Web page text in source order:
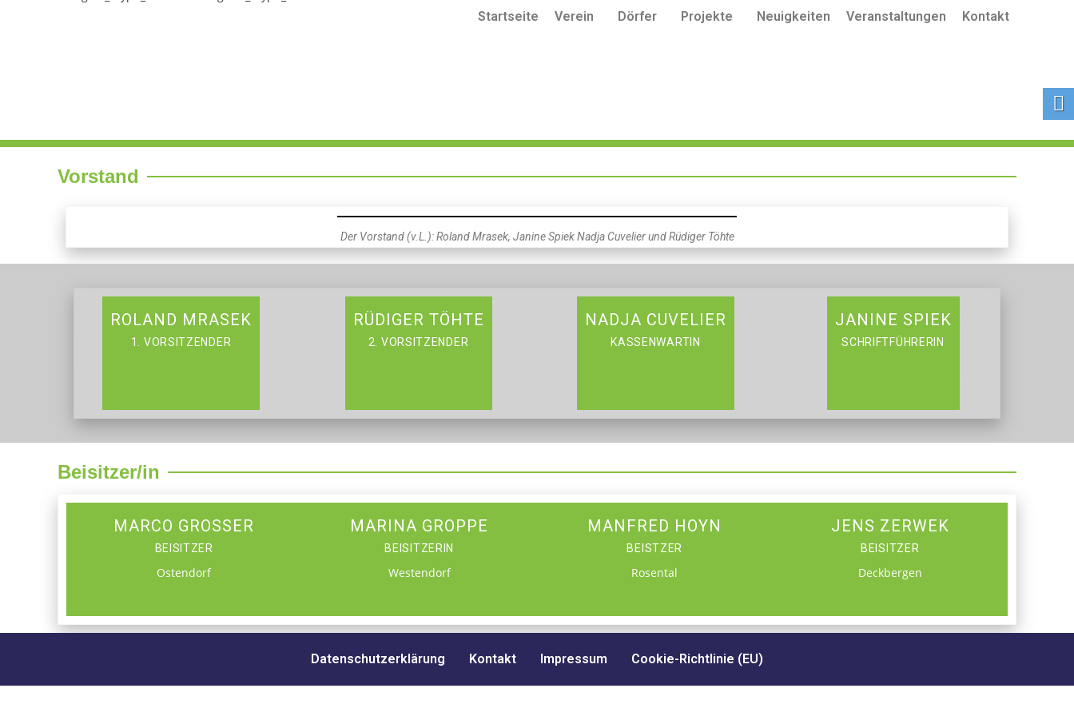
Startseite Verein Dörfer Projekte Neuigkeiten Veranstaltungen Kontakt
Vorstand
Der Vorstand (v.L.): Roland Mrasek, Janine Spiek Nadja Cuvelier und Rüdiger Töhte
ROLAND MRASEK
1. VORSITZENDER
RÜDIGER TÖHTE
2. VORSITZENDER
NADJA CUVELIER
KASSENWARTIN
JANINE SPIEK
SCHRIFTFÜHRERIN
Beisitzer/in
MARCO GROSSER
BEISITZER
Ostendorf
MARINA GROPPE
BEISITZERIN
Westendorf
MANFRED HOYN
BEISTZER
Rosental
JENS ZERWEK
BEISITZER
Deckbergen
Datenschutzerklärung Kontakt Impressum Cookie-Richtlinie (EU)